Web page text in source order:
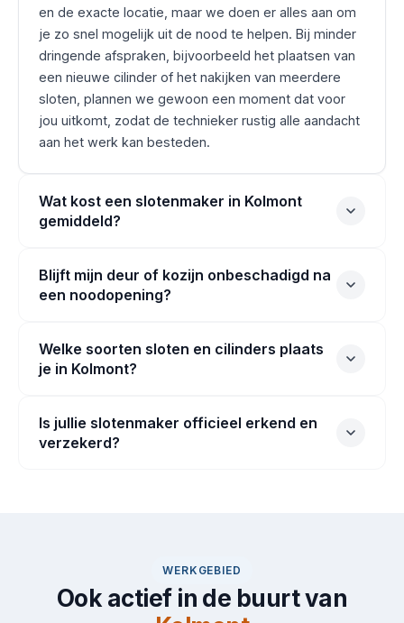
en de exacte locatie, maar we doen er alles aan om
je zo snel mogelijk uit de nood te helpen. Bij minder
dringende afspraken, bijvoorbeeld het plaatsen van
een nieuwe cilinder of het nakijken van meerdere
sloten, plannen we gewoon een moment dat voor
jou uitkomt, zodat de technieker rustig alle aandacht
aan het werk kan besteden.
Wat kost een slotenmaker in Kolmont
gemiddeld?
Blijft mijn deur of kozijn onbeschadigd na
een noodopening?
Welke soorten sloten en cilinders plaats
je in Kolmont?
Is jullie slotenmaker officieel erkend en
verzekerd?
WERKGEBIED
Ook actief in de buurt van